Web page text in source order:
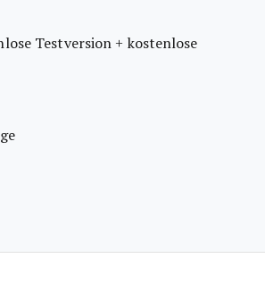
Testversion + kostenlose